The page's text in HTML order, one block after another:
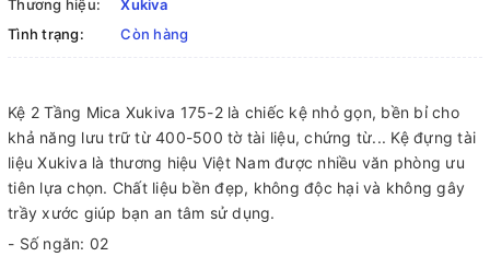
Thương hiệu:
Xukiva
Tình trạng:
Còn hàng
Kệ 2 Tầng Mica Xukiva 175-2 là chiếc kệ nhỏ gọn, bền bỉ cho
khả năng lưu trữ từ 400-500 tờ tài liệu, chứng từ... Kệ đựng tài
liệu Xukiva là thương hiệu Việt Nam được nhiều văn phòng ưu
tiên lựa chọn. Chất liệu bền đẹp, không độc hại và không gây
trầy xước giúp bạn an tâm sử dụng.
- Số ngăn: 02